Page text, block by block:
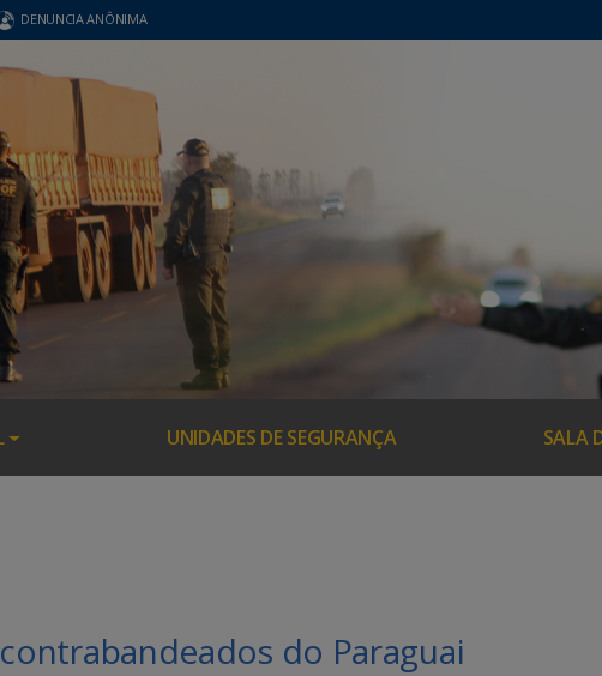
DENUNCIA ANÔNIMA
UNIDADES DE SEGURANÇA SALA
do Paraguai